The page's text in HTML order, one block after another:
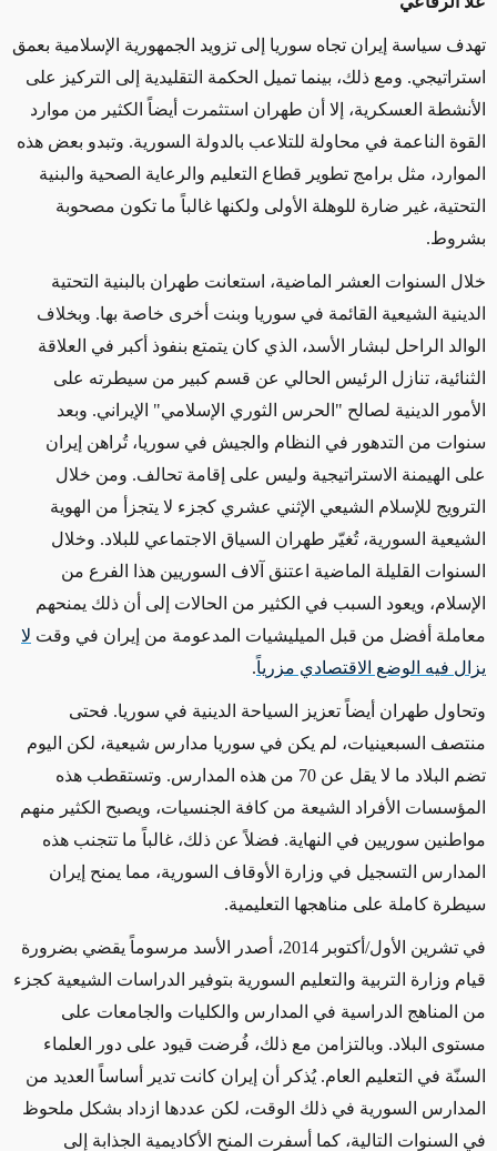
تهدف سياسة إيران تجاه سوريا إلى تزويد الجمهورية الإسلامية بعمق
استراتيجي. ومع ذلك، بينما تميل الحكمة التقليدية إلى التركيز على
الأنشطة العسكرية، إلا أن طهران استثمرت أيضاً الكثير من موارد
القوة الناعمة في محاولة للتلاعب بالدولة السورية. وتبدو بعض هذه
الموارد، مثل برامج تطوير قطاع التعليم والرعاية الصحية والبنية
التحتية، غير ضارة للوهلة الأولى ولكنها غالباً ما تكون مصحوبة
بشروط.
خلال السنوات العشر الماضية، استعانت طهران بالبنية التحتية
الدينية الشيعية القائمة في سوريا وبنت أخرى خاصة بها. وبخلاف
الوالد الراحل لبشار الأسد، الذي كان يتمتع بنفوذ أكبر في العلاقة
الثنائية، تنازل الرئيس الحالي عن قسم كبير من سيطرته على
الأمور
الدينية لصالح "الحرس الثوري الإسلامي" الإيراني. وبعد
سنوات من التدهور في النظام والجيش في سوريا، تُراهن إيران
على الهيمنة الاستراتيجية وليس على إقامة تحالف. ومن خلال
الترويج للإسلام الشيعي الإثني عشري كجزء لا يتجزأ من الهوية
الشيعية السورية،تُغيّر طهران السياق الاجتماعي للبلاد. وخلال
السنوات القليلة الماضية اعتنق آلاف السوريين هذا الفرع من
الإسلام، ويعود السبب في الكثير من الحالات إلى أن ذلك يمنحهم
معاملة أفضل من قبل الميليشيات المدعومة من إيران في وقت لا
يزال فيه الوضع الاقتصادي مزرياً.
وتحاول طهران أيضاً تعزيز السياحة الدينية في سوريا. فحتى
منتصف السبعينيات، لم يكن في سوريا مدارس شيعية، لكن اليوم
تضم البلاد ما لا يقل عن 70 من هذه المدارس. وتستقطب هذه
المؤسسات الأفراد الشيعة من كافة الجنسيات، ويصبح الكثير منهم
مواطنين سوريين في النهاية. فضلاً عن ذلك، غالباً ما تتجنب هذه
المدارس التسجيل في وزارة الأوقاف السورية، مما يمنح إيران
سيطرة كاملة على مناهجها التعليمية.
في تشرين الأول/أكتوبر 2014، أصدر الأسد مرسوماً
يقضي بضرورة
قيام وزارة التربية والتعليم السورية بتوفير الدراسات الشيعية كجزء
من المناهج الدراسية في المدارس والكليات والجامعات على
مستوى البلاد. وبالتزامن مع ذلك، فُرضت قيود على دور العلماء
السنّة في التعليم العام. يُذكر أن إيران كانت تدير أساساً العديد من
المدارس السورية في ذلك الوقت، لكن عددها ازداد بشكل ملحوظ
في السنوات التالية، كما أسفرت المنح الأكاديمية الجذابة إلى